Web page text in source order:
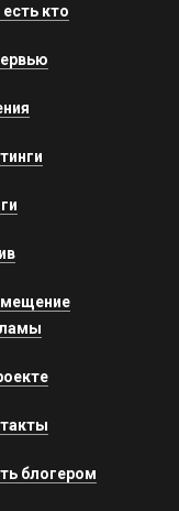
есть кто
блогером